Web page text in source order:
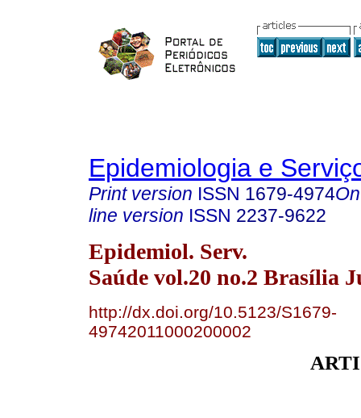
Epidemiologia e
Print version ISSN 1679-4974
line version ISSN 2237-9622
Epidemiol. Serv.
Saúde vol.20 no.2 Brasília
http://dx.doi.org/10.5123/S1679-
49742011000200002